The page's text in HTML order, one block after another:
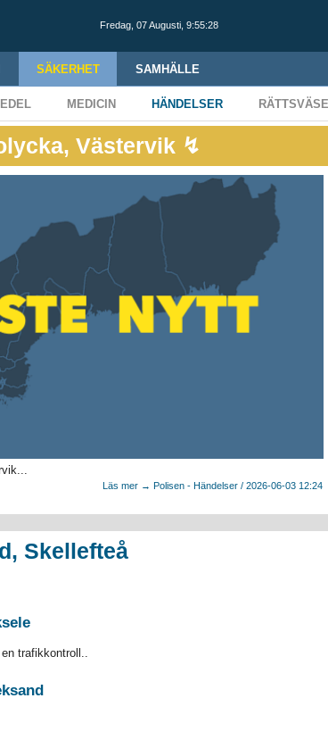
Fredag, 07 Augusti, 9:55:29
SÄKERHET SAMHÄLLE
MEDICIN HÄNDELSER
Västervik ↯
Läs mer → Polisen - Händelser / 2026-06-03 12:24
Skellefteå
trafikkontroll..